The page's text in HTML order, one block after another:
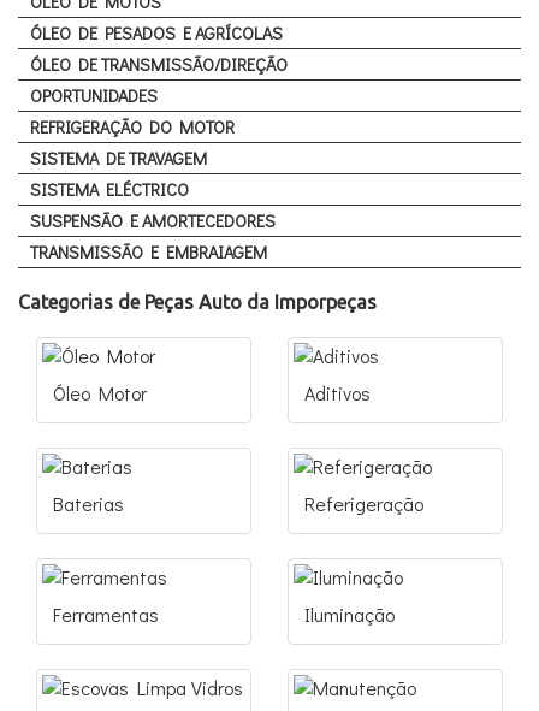
ÓLEO DE PESADOS E AGRÍCOLAS
ÓLEO DE TRANSMISSÃO/DIREÇÃO
OPORTUNIDADES
REFRIGERAÇÃO DO MOTOR
SISTEMA DE TRAVAGEM
SISTEMA ELÉCTRICO
SUSPENSÃO E AMORTECEDORES
TRANSMISSÃO E EMBRAIAGEM
Categorias de Peças Auto da Imporpeças
Óleo Motor Aditivos
Baterias Referigeração
Ferramentas Iluminação